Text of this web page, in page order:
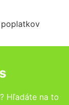
? Hľadáte na to